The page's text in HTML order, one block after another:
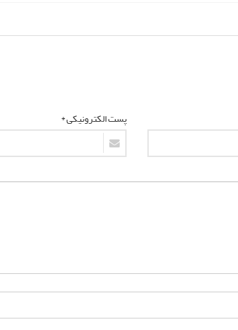
پست الکترونیکی *